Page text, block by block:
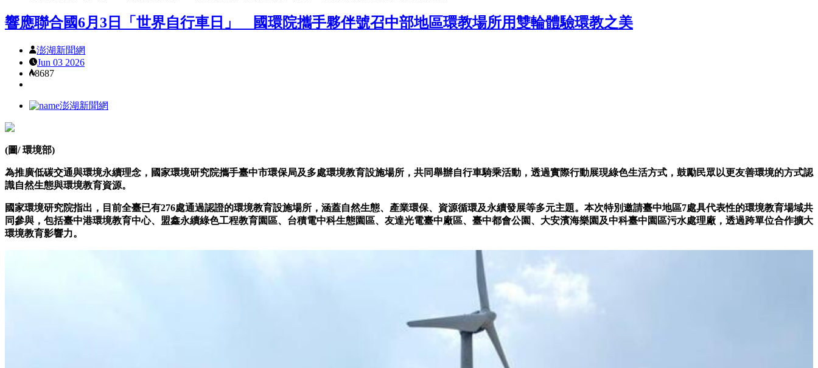
響應聯合國6月3日「世界自行車日」 國環院攜手夥伴號召中部地區環教場所用雙輪體驗環教之美
澎湖新聞網
Jun 03 2026
8687
澎湖新聞網
(圖/ 環境部)
為推廣低碳交通與環境永續理念，國家環境研究院攜手臺中市環保局及多處環境教育設施場所，共同舉辦自行車騎乘活動，透過實際行動展現綠色生活方式，鼓勵民眾以更友善環境的方式認
識自然生態與環境教育資源。
國家環境研究院指出，目前全臺已有276處通過認證的環境教育設施場所，涵蓋自然生態、產業環保、資源循環及永續發展等多元主題。本次特別邀請臺中地區7處具代表性的環境教育場域共
同參與，包括臺中港環境教育中心、盟鑫永續綠色工程教育園區、台積電中科生態園區、友達光電臺中廠區、臺中都會公園、大安濱海樂園及中科臺中園區污水處理廠，透過跨單位合作擴大
環境教育影響力。